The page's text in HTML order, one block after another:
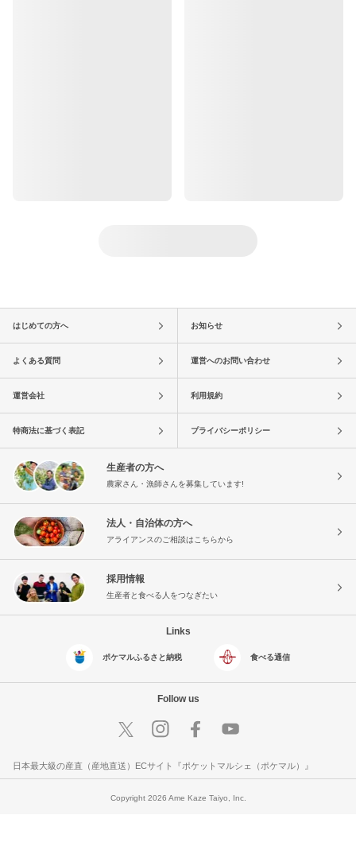
はじめての方へ お知らせ
よくある質問 運営へのお問い合わせ
運営会社 利用規約
特商法に基づく表記 プライバシーポリシー
生産者の方へ
農家さん・漁師さんを募集しています!
法人・自治体の方へ
アライアンスのご相談はこちらから
採用情報
生産者と食べる人をつなぎたい
Links
ポケマルふるさと納税 食べる通信
Follow us
日本最大級の産直（産地直送）ECサイト『ポケットマルシェ（ポケマル）』
Copyright 2026 Ame Kaze Taiyo, Inc.